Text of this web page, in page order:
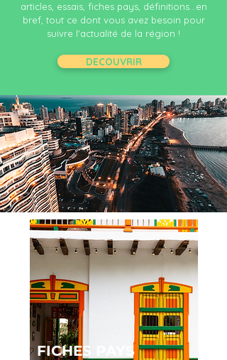
articles, essais, fiches pays, définitions...en
bref, tout ce dont vous avez besoin pour
suivre l'actualité de la région !
DECOUVRIR
FICHES PAYS